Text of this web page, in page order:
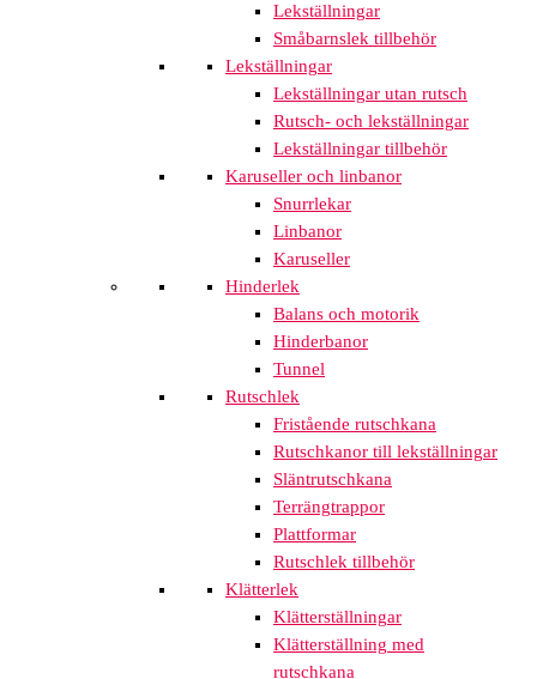
Lekställningar
Småbarnslek tillbehör
Lekställningar
Lekställningar utan rutsch
Rutsch- och lekställningar
Lekställningar tillbehör
Karuseller och linbanor
Snurrlekar
Linbanor
Karuseller
Hinderlek
Balans och motorik
Hinderbanor
Tunnel
Rutschlek
Fristående rutschkana
Rutschkanor till lekställningar
Släntrutschkana
Terrängtrappor
Plattformar
Rutschlek tillbehör
Klätterlek
Klätterställningar
Klätterställning med
rutschkana